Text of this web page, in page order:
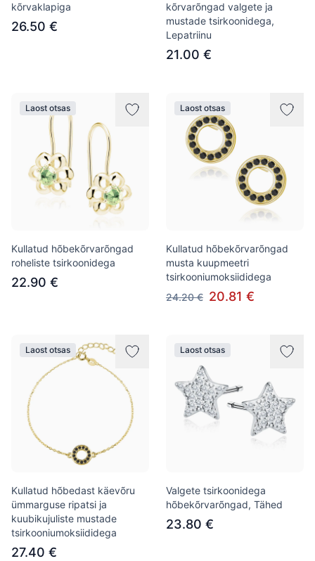
kõrvaklapiga
26.50 €
kõrvarõngad valgete ja
mustade tsirkoonidega,
Lepatriinu
21.00 €
Laost otsas
Kullatud hõbekõrvarõngad
roheliste tsirkoonidega
22.90 €
Laost otsas
Kullatud hõbekõrvarõngad
musta kuupmeetri
tsirkooniumoksiididega
24.20 € 20.81 €
Laost otsas
Kullatud hõbedast käevõru
ümmarguse ripatsi ja
kuubikujuliste mustade
tsirkooniumoksiididega
27.40 €
Laost otsas
Valgete tsirkoonidega
hõbekõrvarõngad, Tähed
23.80 €